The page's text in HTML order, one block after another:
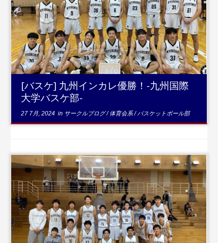
...続きを読む
[バスケ] 九州インカレ優勝！-九州国際
大学バスケ部-
27 7月, 2024 in サークルブログ/体育会系/バスケットボール部
...続きを読む